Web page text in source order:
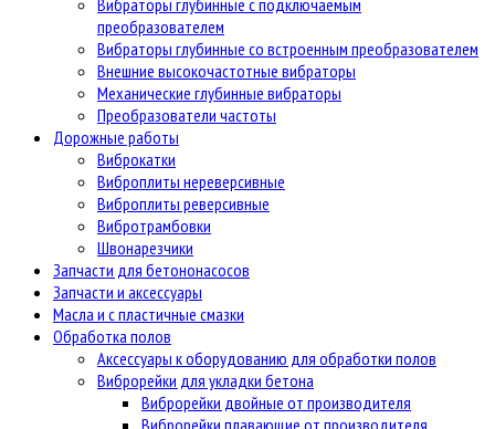
Вибраторы глубинные с подключаемым
преобразователем
Вибраторы глубинные со встроенным преобразователем
Внешние высокочастотные вибраторы
Механические глубинные вибраторы
Преобразователи частоты
Дорожные работы
Виброкатки
Виброплиты нереверсивные
Виброплиты реверсивные
Вибротрамбовки
Швонарезчики
Запчасти для бетононасосов
Запчасти и аксессуары
Масла и с пластичные смазки
Обработка полов
Аксессуары к оборудованию для обработки полов
Виброрейки для укладки бетона
Виброрейки двойные от производителя